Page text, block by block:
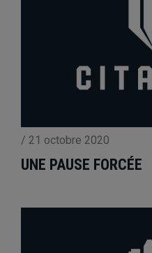
/ 21 octobre 2020
UNE PAUSE FORCÉE